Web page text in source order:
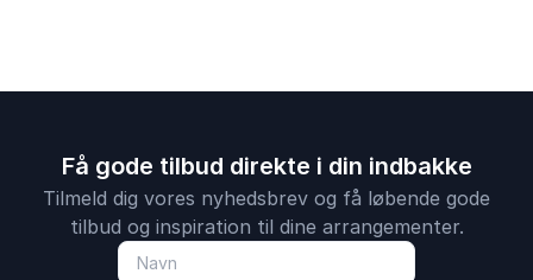
Få gode tilbud direkte i din indbakke
Tilmeld dig vores nyhedsbrev og få løbende gode
tilbud og inspiration til dine arrangementer.